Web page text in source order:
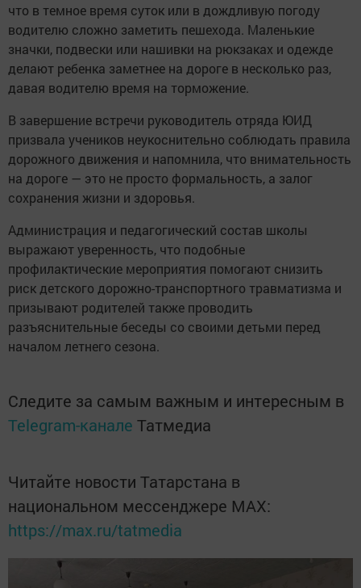
что в темное время суток или в дождливую погоду
водителю сложно заметить пешехода. Маленькие
значки, подвески или нашивки на рюкзаках и одежде
делают ребенка заметнее на дороге в несколько раз,
давая водителю время на торможение.
В завершение встречи руководитель отряда ЮИД
призвала учеников неукоснительно соблюдать правила
дорожного движения и напомнила, что внимательность
на дороге — это не просто формальность, а залог
сохранения жизни и здоровья.
Администрация и педагогический состав школы
выражают уверенность, что подобные
профилактические мероприятия помогают снизить
риск детского дорожно-транспортного травматизма и
призывают родителей также проводить
разъяснительные беседы со своими детьми перед
началом летнего сезона.
Следите за самым важным и интересным в
Telegram-канале Татмедиа
Читайте новости Татарстана в
национальном мессенджере MАХ:
https://max.ru/tatmedia